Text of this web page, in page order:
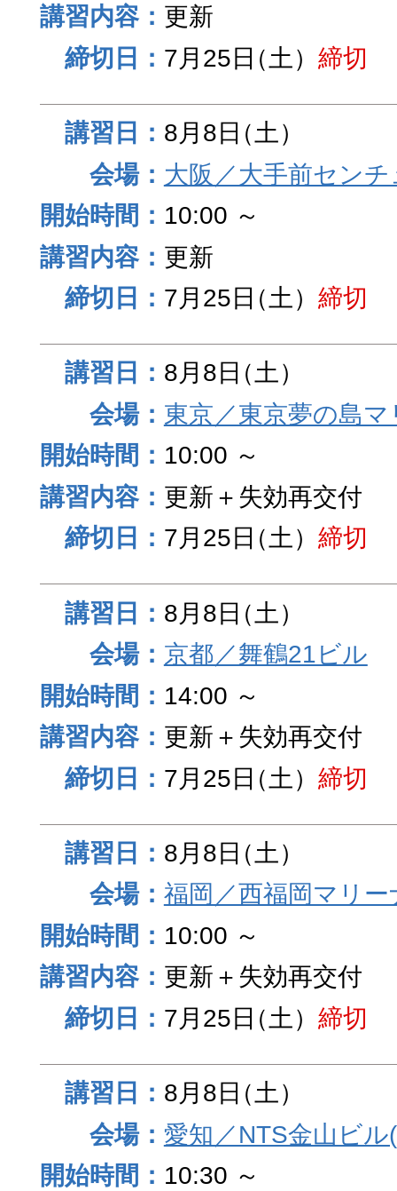
更新
7月25日（土） 締切
8月8日（土）
大阪／大手前セン
10:00 ～
更新
7月25日（土） 締切
8月8日（土）
東京／東京夢の島マ
10:00 ～
更新＋失効再交付
7月25日（土） 締切
8月8日（土）
京都／舞鶴21ビル
14:00 ～
更新＋失効再交付
7月25日（土） 締切
8月8日（土）
福岡／西福岡マリ
10:00 ～
更新＋失効再交付
7月25日（土） 締切
8月8日（土）
愛知／NTS金山ビ
10:30 ～